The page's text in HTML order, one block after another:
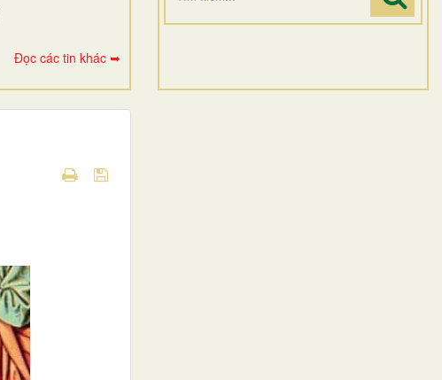
Đọc các tin khác ➥